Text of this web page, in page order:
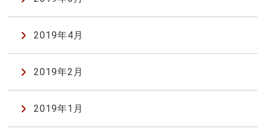
2019年4月
2019年2月
2019年1月